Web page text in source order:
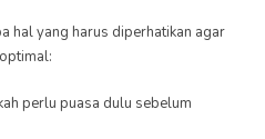
hal yang harus diperhatikan agar
perlu puasa dulu sebelum